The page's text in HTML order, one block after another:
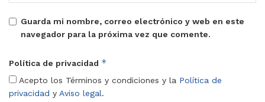
Guarda mi nombre, correo electrónico y web en este
navegador para la próxima vez que comente.
Política de privacidad *
Acepto los Términos y condiciones y la Política de
privacidad y Aviso legal.